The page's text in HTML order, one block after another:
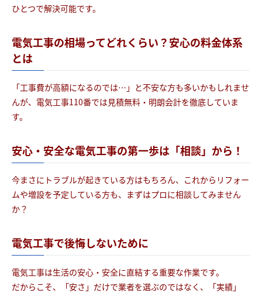
ひとつで解決可能です。
電気工事の相場ってどれくらい？安心の料金体系
とは
「工事費が高額になるのでは…」と不安な方も多いかもしれませ
んが、電気工事110番では見積無料・明朗会計を徹底していま
す。
安心・安全な電気工事の第一歩は「相談」から！
今まさにトラブルが起きている方はもちろん、これからリフォー
ムや増設を予定している方も、まずはプロに相談してみません
か？
電気工事で後悔しないために
電気工事は生活の安心・安全に直結する重要な作業です。
だからこそ、「安さ」だけで業者を選ぶのではなく、「実績」